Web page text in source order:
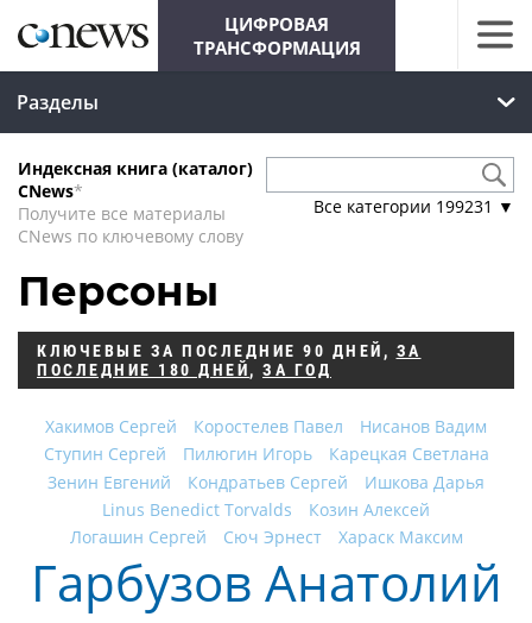
ЦИФРОВАЯ
ТРАНСФОРМАЦИЯ
Разделы
Индексная книга (каталог)
CNews*
Получите все материалы
CNews по ключевому слову
Все категории 199231 ▼
Персоны
КЛЮЧЕВЫЕ ЗА ПОСЛЕДНИЕ 90 ДНЕЙ , ЗА
ПОСЛЕДНИЕ 180 ДНЕЙ, ЗА ГОД
Хакимов Сергей Коростелев Павел
Нисанов Вадим
Ступин Сергей
Пилюгин Игорь
Карецкая Светлана
Зенин Евгений
Кондратьев Сергей
Ишкова Дарья
Linus Benedict Torvalds
Козин Алексей
Логашин Сергей
Сюч Эрнест Хараск Максим
Гарбузов Анатолий